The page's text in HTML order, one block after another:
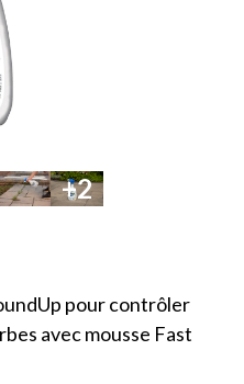
+2
pour contrôler
avec mousse Fast